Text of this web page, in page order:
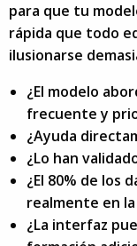
para que tu
rápida que todo
ilusionarse
¿El modelo
frecuente y
¿Ayuda
¿Lo han
¿El 80% de los
realmente en
¿La interfaz